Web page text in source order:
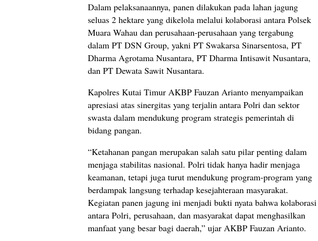
Dalam pelaksanaannya, panen dilakukan pada lahan jagung
seluas 2 hektare yang dikelola melalui kolaborasi antara Polsek
Muara Wahau dan perusahaan-perusahaan yang tergabung
dalam PT DSN Group, yakni PT Swakarsa Sinarsentosa, PT
Dharma Agrotama Nusantara, PT Dharma Intisawit Nusantara,
dan PT Dewata Sawit Nusantara.
Kapolres Kutai Timur AKBP Fauzan Arianto menyampaikan
apresiasi atas sinergitas yang terjalin antara Polri dan sektor
swasta dalam mendukung program strategis pemerintah di
bidang pangan.
“Ketahanan pangan merupakan salah satu pilar penting dalam
menjaga stabilitas nasional. Polri tidak hanya hadir menjaga
keamanan, tetapi juga turut mendukung program-program yang
berdampak langsung terhadap kesejahteraan masyarakat.
Kegiatan panen jagung ini menjadi bukti nyata bahwa kolaborasi
antara Polri, perusahaan, dan masyarakat dapat menghasilkan
manfaat yang besar bagi daerah,” ujar AKBP Fauzan Arianto.